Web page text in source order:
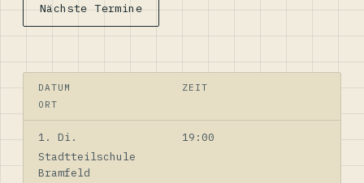
Nächste Termine
DATUM
ZEIT
ORT
1. Di.
19:00
Stadtteilschule
Bramfeld